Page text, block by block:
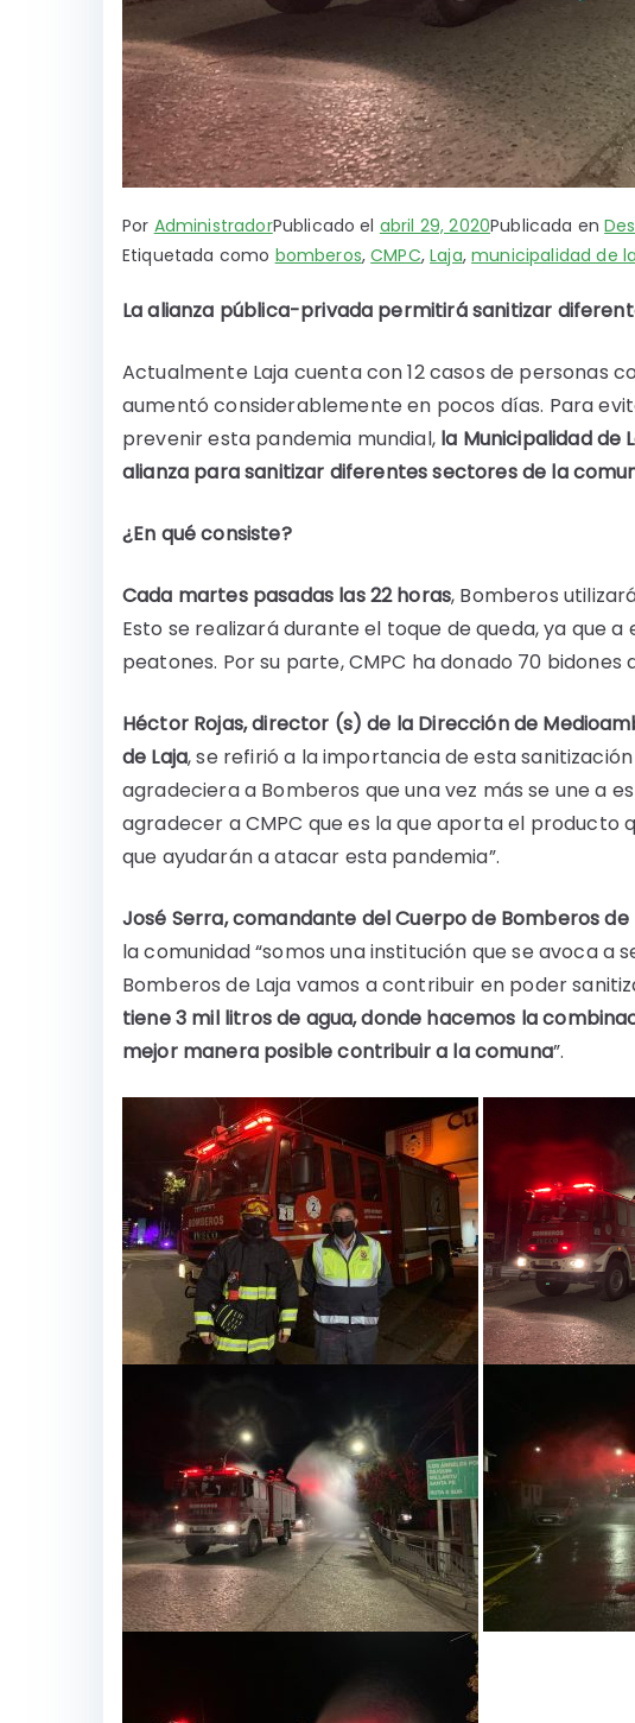
Por AdministradorPublicado el abril 29, 2020Publicada en
Etiquetada como bomberos,CMPC,Laja,municipalidad de
La alianza pública-privada permitirá sanitizar
Actualmente Laja cuenta con 12 casos de personas
aumentó considerablemente en pocos días. Para
prevenir esta pandemia mundial, la Municipalidad de
alianza para sanitizar diferentes sectores de la
¿En qué consiste?
Cada martes pasadas las 22 horas, Bomberos
Esto se realizará durante el toque de queda, ya que
peatones. Por su parte, CMPC ha donado 70
Héctor Rojas, director (s) de la Dirección de
de Laja, se refirió a la importancia de esta
agradeciera a Bomberos que una vez más se une a
agradecer a CMPC que es la que aporta el producto
que ayudarán a atacar esta pandemia”.
José Serra, comandante del Cuerpo de Bomberos de
la comunidad “somos una institución que se avoca a
Bomberos de Laja vamos a contribuir en poder
tiene 3 mil litros de agua, donde hacemos la
mejor manera posible contribuir a la comuna”.